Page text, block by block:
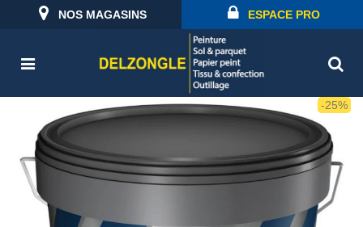
NOS MAGASINS ESPACE PRO
-25%